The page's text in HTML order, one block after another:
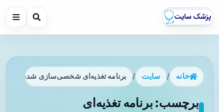
خانه / سایت / برنامه تغذیه‌ای شخصی‌سازی شده
برچسب: برنامه تغذیه‌ای